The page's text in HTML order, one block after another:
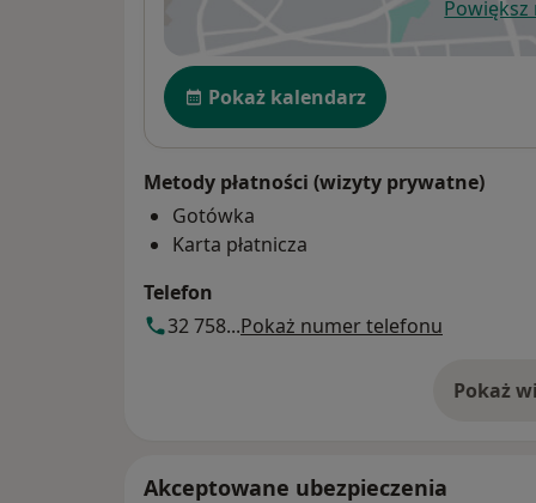
Powiększ
Dostępność
Pokaż kalendarz
Metody płatności (wizyty prywatne)
Gotówka
Karta płatnicza
Telefon
32 758...Pokaż numer telefonu
Pokażo
Akceptowane ubezpieczenia